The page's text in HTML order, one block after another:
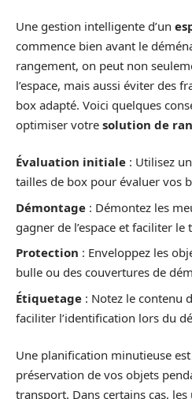
Une gestion intelligente d’un
commence bien avant le
rangement, on peut non
l’espace, mais aussi éviter des
box adapté. Voici quelques
optimiser votre solution de
Évaluation initiale : Utilisez
tailles de box pour évaluer vos
Démontage : Démontez les
gagner de l’espace et faciliter le
Protection : Enveloppez les
bulle ou des couvertures de
Étiquetage : Notez le contenu
faciliter l’identification lors du
Une planification minutieuse
préservation de vos objets
transport. Dans certains cas,